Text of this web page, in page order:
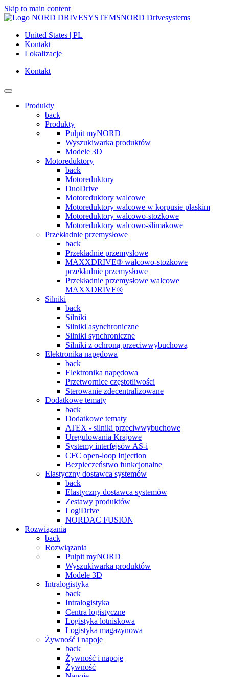
Skip to main content
NORD Drivesystems
United States | PL
Kontakt
Lokalizacje
Kontakt
Produkty
back
Produkty
Pulpit myNORD
Wyszukiwarka produktów
Modele 3D
Motoreduktory
back
Motoreduktory
DuoDrive
Motoreduktory walcowe
Motoreduktory walcowe w korpusie płaskim
Motoreduktory walcowo-stożkowe
Motoreduktory walcowo-ślimakowe
Przekładnie przemysłowe
back
Przekładnie przemysłowe
MAXXDRIVE® walcowo-stożkowe
przekładnie przemysłowe
Przekładnie przemysłowe walcowe
MAXXDRIVE®
Silniki
back
Silniki
Silniki asynchroniczne
Silniki synchroniczne
Silniki z ochroną przeciwwybuchową
Elektronika napędowa
back
Elektronika napędowa
Przetwornice częstotliwości
Sterowanie zdecentralizowane
Dodatkowe tematy
back
Dodatkowe tematy
ATEX - silniki przeciwwybuchowe
Uregulowania Krajowe
Systemy interfejsów AS-i
CFC open-loop Injection
Bezpieczeństwo funkcjonalne
Elastyczny dostawca systemów
back
Elastyczny dostawca systemów
Zestawy produktów
LogiDrive
NORDAC FUSION
Rozwiązania
back
Rozwiązania
Pulpit myNORD
Wyszukiwarka produktów
Modele 3D
Intralogistyka
back
Intralogistyka
Centra logistyczne
Logistyka lotniskowa
Logistyka magazynowa
Żywność i napoje
back
Żywność i napoje
Żywność